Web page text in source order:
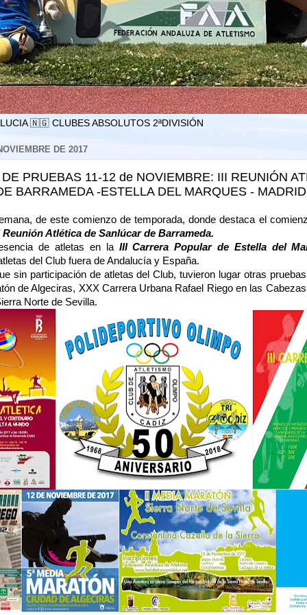
🇳🇬 CLUBES ABSOLUTOS 2ªDIVISIÓN
DE 2017
PRUEBAS 11-12 de NOVIEMBRE: III REUNIÓN
BARRAMEDA -ESTELLA DEL MARQUES -
de este comienzo de temporada, donde destaca el
Reunión Atlética de Sanlúcar de Barrameda.
de atletas en la III Carrera Popular de Estella del
del Club fuera de Andalucía y España.
sin participación de atletas del Club, tuvieron lugar otras
de Algeciras, XXX Carrera Urbana Rafael Riego en las
Norte de Sevilla.